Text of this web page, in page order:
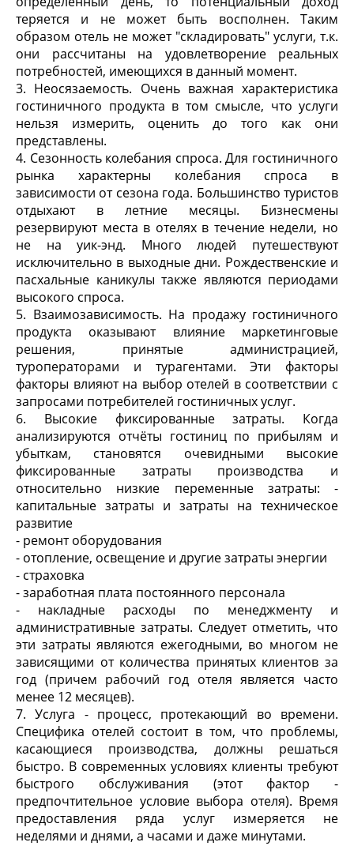
теряется и не может быть восполнен. Таким
образом отель не может "складировать" услуги, т.к.
они рассчитаны на удовлетворение реальных
потребностей, имеющихся в данный момент.
3. Неосязаемость. Очень важная характеристика
гостиничного продукта в том смысле, что услуги
нельзя измерить, оценить до того как они
представлены.
4. Сезонность колебания спроса. Для гостиничного
рынка характерны колебания спроса в
зависимости от сезона года. Большинство туристов
отдыхают в летние месяцы. Бизнесмены
резервируют места в отелях в течение недели, но
не на уик-энд. Много людей путешествуют
исключительно в выходные дни. Рождественские и
пасхальные каникулы также являются периодами
высокого спроса.
5. Взаимозависимость. На продажу гостиничного
продукта оказывают влияние маркетинговые
решения, принятые администрацией,
туроператорами и турагентами. Эти факторы
факторы влияют на выбор отелей в соответствии с
запросами потребителей гостиничных услуг.
6. Высокие фиксированные затраты. Когда
анализируются отчёты гостиниц по прибылям и
убыткам, становятся очевидными высокие
фиксированные затраты производства и
относительно низкие переменные затраты: -
капитальные затраты и затраты на техническое
развитие
- ремонт оборудования
- отопление, освещение и другие затраты энергии
- страховка
- заработная плата постоянного персонала
- накладные расходы по менеджменту и
административные затраты. Следует отметить, что
эти затраты являются ежегодными, во многом не
зависящими от количества принятых клиентов за
год (причем рабочий год отеля является часто
менее 12 месяцев).
7. Услуга - процесс, протекающий во времени.
Специфика отелей состоит в том, что проблемы,
касающиеся производства, должны решаться
быстро. В современных условиях клиенты требуют
быстрого обслуживания (этот фактор -
предпочтительное условие выбора отеля). Время
предоставления ряда услуг измеряется не
неделями и днями, а часами и даже минутами.